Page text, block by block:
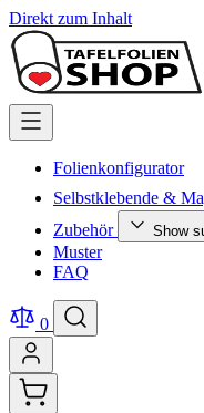
Direkt zum Inhalt
Folienkonfigurator
Selbstklebende &
Zubehör Show
Muster
FAQ
0